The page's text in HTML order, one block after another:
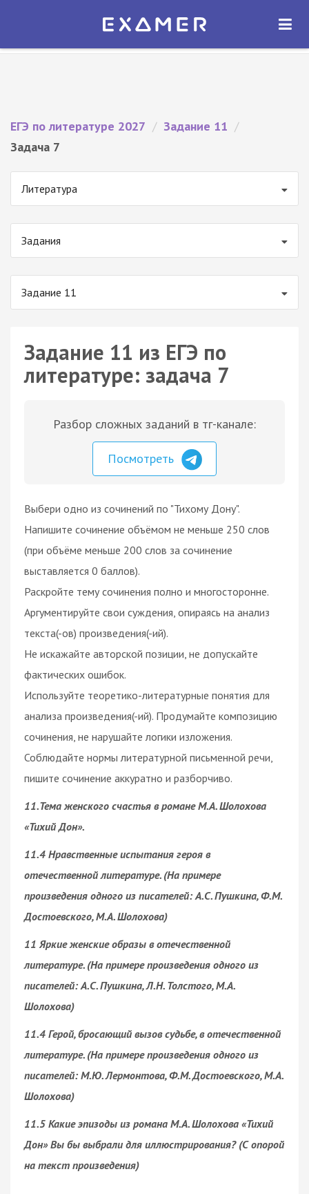
Экзамер — ЕГЭ 2027
ОТКРЫТЬ
ЕГЭ по литературе 2027 / Задание 11 /
Задача 7
Литература
Задания
Задание 11
Задание 11 из ЕГЭ по
литературе: задача 7
Разбор сложных заданий в тг-канале:
Посмотреть
Выбери одно из сочинений по "Тихому Дону".
Напишите сочинение объёмом не меньше 250 слов
(при объёме меньше 200 слов за сочинение
выставляется 0 баллов).
Раскройте тему сочинения полно и многосторонне.
Аргументируйте свои суждения, опираясь на анализ
текста(-ов) произведения(-ий).
Не искажайте авторской позиции, не допускайте
фактических ошибок.
Используйте теоретико-литературные понятия для
анализа произведения(-ий). Продумайте композицию
сочинения, не нарушайте логики изложения.
Соблюдайте нормы литературной письменной речи,
пишите сочинение аккуратно и разборчиво.
11.Тема женского счастья в романе М.А. Шолохова
«Тихий Дон».
11.4 Нравственные испытания героя в
отечественной литературе. (На примере
произведения одного из писателей: А.С. Пушкина, Ф.М.
Достоевского, М.А. Шолохова)
11 Яркие женские образы в отечественной
литературе. (На примере произведения одного из
писателей: А.С. Пушкина, Л.Н. Толстого, М.А.
Шолохова)
11.4 Герой, бросающий вызов судьбе, в отечественной
литературе. (На примере произведения одного из
писателей: М.Ю. Лермонтова, Ф.М. Достоевского, М.А.
Шолохова)
11.5 Какие эпизоды из романа М.А. Шолохова «Тихий
Дон» Вы бы выбрали для иллюстрирования? (С опорой
на текст произведения)